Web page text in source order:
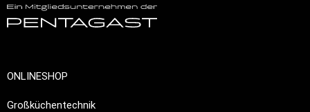
ONLINESHOP
Großküchentechnik